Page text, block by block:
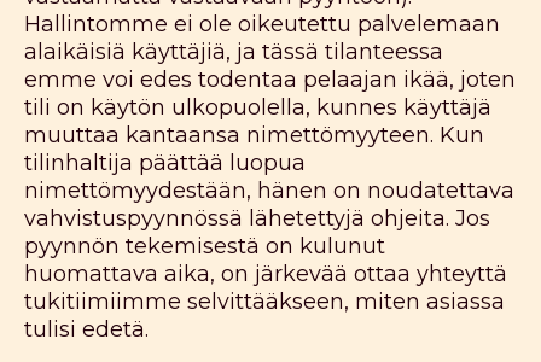
Hallintomme ei ole oikeutettu palvelemaan
alaikäisiä käyttäjiä, ja tässä tilanteessa
emme voi edes todentaa pelaajan ikää, joten
tili on käytön ulkopuolella, kunnes käyttäjä
muuttaa kantaansa nimettömyyteen. Kun
tilinhaltija päättää luopua
nimettömyydestään, hänen on noudatettava
vahvistuspyynnössä lähetettyjä ohjeita. Jos
pyynnön tekemisestä on kulunut
huomattava aika, on järkevää ottaa yhteyttä
tukitiimiimme selvittääkseen, miten asiassa
tulisi edetä.